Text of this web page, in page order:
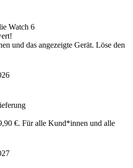
Watch 6
und das angezeigte Gerät. Löse den
€. Für alle Kund*innen und alle